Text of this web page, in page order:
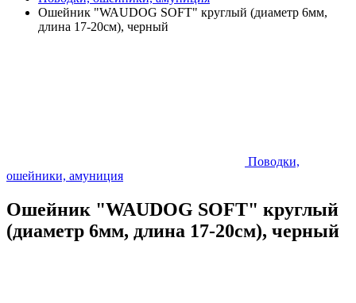
Ошейник "WAUDOG SOFT" круглый (диаметр 6мм,
длина 17-20см), черный
Поводки,
ошейники, амуниция
Ошейник "WAUDOG SOFT" круглый
(диаметр 6мм, длина 17-20см), черный